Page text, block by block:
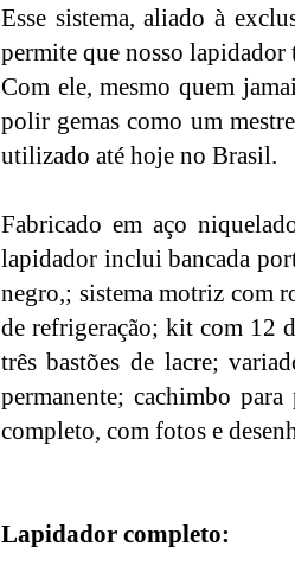
Esse sistema, aliado à
permite que nosso
Com ele, mesmo quem
polir gemas como um
utilizado até hoje no Brasil.
Fabricado em aço
lapidador inclui bancada
negro,; sistema motriz com
de refrigeração; kit com 12
três bastões de lacre;
permanente; cachimbo
completo, com fotos e
Lapidador completo: